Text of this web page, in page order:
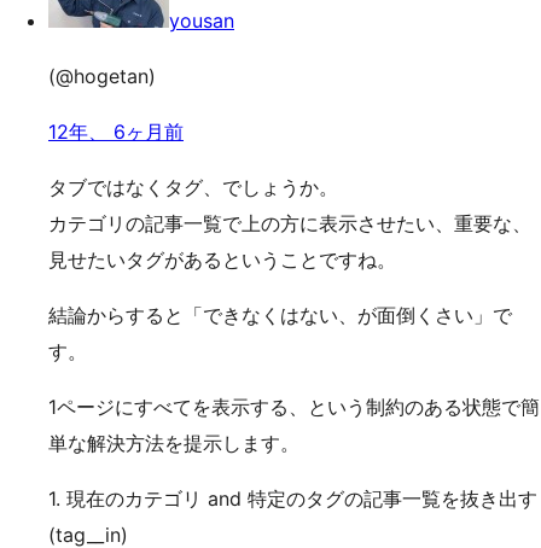
yousan
(@hogetan)
12年、 6ヶ月前
タブではなくタグ、でしょうか。
カテゴリの記事一覧で上の方に表示させたい、重要な、
見せたいタグがあるということですね。
結論からすると「できなくはない、が面倒くさい」で
す。
1ページにすべてを表示する、という制約のある状態で簡
単な解決方法を提示します。
1. 現在のカテゴリ and 特定のタグの記事一覧を抜き出す
(tag__in)